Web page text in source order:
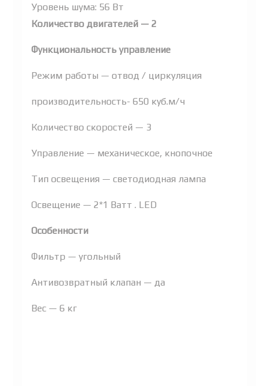
Уровень шума: 56 Вт
Количество двигателей — 2
Функциональность управление
Режим работы — отвод / циркуляция
производительность- 650 куб.м/ч
Количество скоростей — 3
Управление — механическое, кнопочное
Тип освещения — светодиодная лампа
Освещение — 2*1 Ватт . LED
Особенности
Фильтр — угольный
Антивозвратный клапан — да
Вес — 6 кг